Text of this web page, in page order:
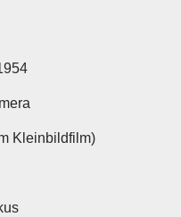
Kleinbildfilm)